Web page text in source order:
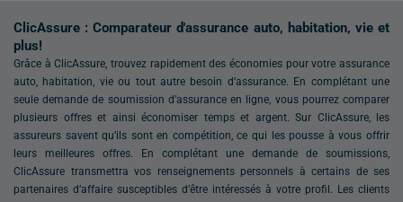
ClicAssure : Comparateur d'assurance auto, habitation, vie et
plus!
Grâce à ClicAssure, trouvez rapidement des économies pour votre assurance
auto, habitation, vie ou tout autre besoin d’assurance. En complétant une
seule demande de soumission d’assurance en ligne, vous pourrez comparer
plusieurs offres et ainsi économiser temps et argent. Sur ClicAssure, les
assureurs savent qu’ils sont en compétition, ce qui les pousse à vous offrir
leurs meilleures offres. En complétant une demande de soumissions,
ClicAssure transmettra vos renseignements personnels à certains de ses
partenaires d’affaire susceptibles d’être intéressés à votre profil. Les clients